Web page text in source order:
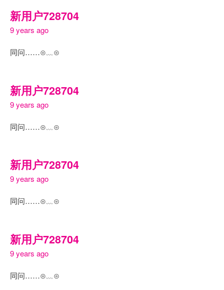
新用户728704
9 years ago
同问……⊙﹏⊙
新用户728704
9 years ago
同问……⊙﹏⊙
新用户728704
9 years ago
同问……⊙﹏⊙
新用户728704
9 years ago
同问……⊙﹏⊙